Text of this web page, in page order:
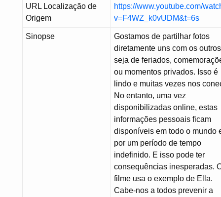
URL Localização de
Origem
https://www.youtube.com/
v=F4WZ_k0vUDM&t=6s
Sinopse
Gostamos de partilhar fotos
diretamente uns com os
seja de feriados,
ou momentos privados. Isso é
lindo e muitas vezes nos
No entanto, uma vez
disponibilizadas online, estas
informações pessoais ficam
disponíveis em todo o mundo
por um período de tempo
indefinido. E isso pode ter
consequências inesperadas.
filme usa o exemplo de Ella.
Cabe-nos a todos prevenir a